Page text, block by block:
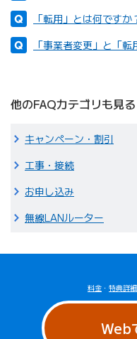
「転用」とは何ですか
「事業者変更」と「
他のFAQカテゴリも見る
キャンペーン・割引
工事・接続
お申し込み
無線LANルーター
料金 ・ 特典詳細
Web